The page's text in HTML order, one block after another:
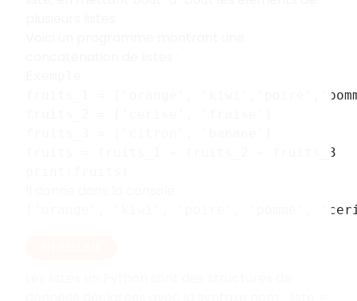
fruits_1 = ['orange',
fruits = fruits_1 + fruits_2 + fruits_3
['orange', 'kiwi', 'poire', 'pomme',